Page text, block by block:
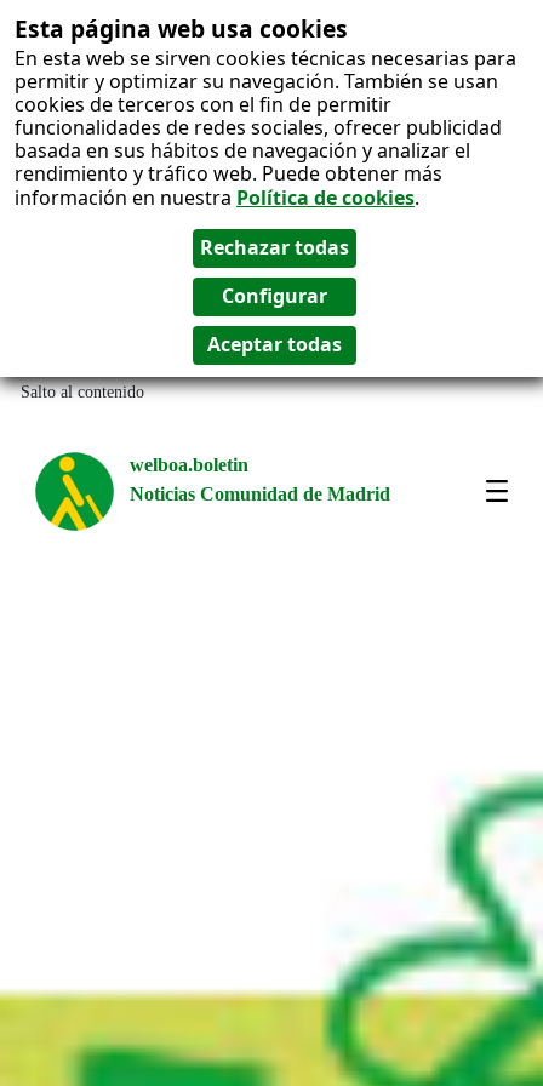
Esta página web usa cookies
En esta web se sirven cookies técnicas necesarias para
permitir y optimizar su navegación. También se usan
cookies de terceros con el fin de permitir
funcionalidades de redes sociales, ofrecer publicidad
basada en sus hábitos de navegación y analizar el
rendimiento y tráfico web. Puede obtener más
información en nuestra Política de cookies.
Salto al contenido
welboa.boletin
Noticias Comunidad de Madrid